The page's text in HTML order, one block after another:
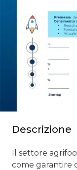
Descrizione
Il settore
come garantire